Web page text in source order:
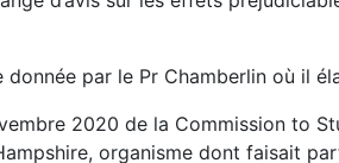
donnée par le Pr Chamberlin où il
2020 de la Commission to
organisme dont faisait